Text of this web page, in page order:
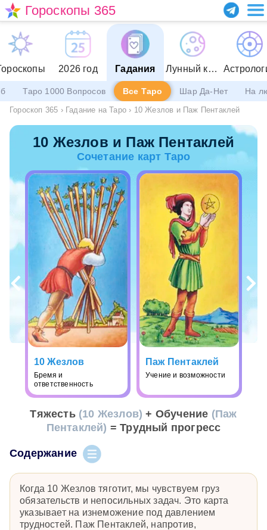
Гороскопы 365
2026 год Гадания Лунный календарь
Таро 1000 Вопросов Все Таро Шар Да-Нет На
Гороскоп 365 › Гадание на Таро › 10 Жезлов и Паж Пентаклей
10 Жезлов и Паж Пентаклей
Сочетание карт Таро
10 Жезлов
Бремя и
ответственность
Паж Пентаклей
Учение и возможности
Тяжесть (10 Жезлов) + Обучение (Паж
Пентаклей) = Трудный прогресс
Содержание
Когда 10 Жезлов тяготит, мы чувствуем груз
обязательств и непосильных задач. Это карта
указывает на изнеможение под давлением
трудностей. Паж Пентаклей, напротив,